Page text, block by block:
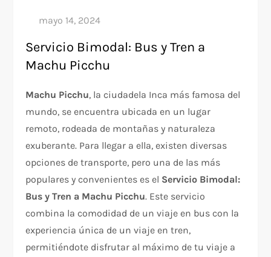
Servicio Bimodal: Bus y Tren a
Machu Picchu
Machu Picchu, la ciudadela Inca más famosa del
mundo, se encuentra ubicada en un lugar
remoto, rodeada de montañas y naturaleza
exuberante. Para llegar a ella, existen diversas
opciones de transporte, pero una de las más
populares y convenientes es el Servicio Bimodal:
Bus y Tren a Machu Picchu. Este servicio
combina la comodidad de un viaje en bus con la
experiencia única de un viaje en tren,
permitiéndote disfrutar al máximo de tu viaje a